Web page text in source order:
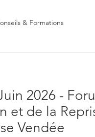
& Formations
2026 -
et de la
Vendée